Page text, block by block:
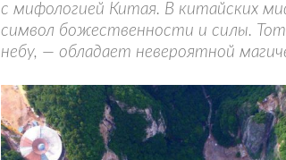
с мифологией Китая. В китайских
символ божественности и силы.
небу, — обладает невероятной